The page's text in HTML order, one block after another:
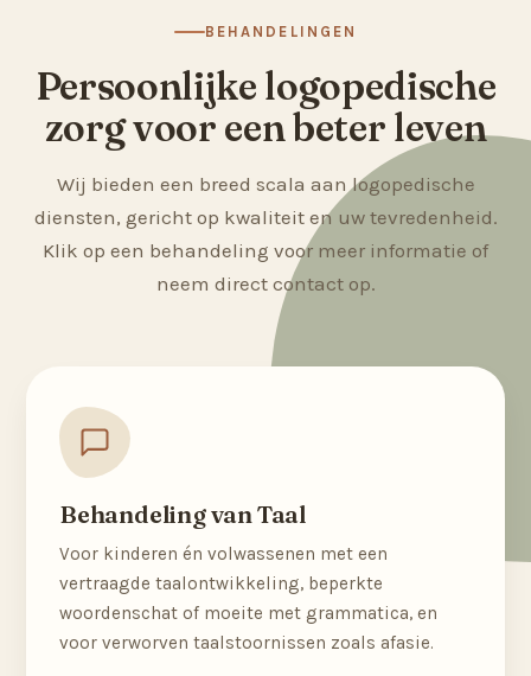
BEHANDELINGEN
Persoonlijke logopedische
zorg voor een beter leven
Wij bieden een breed scala aan logopedische
diensten, gericht op kwaliteit en uw tevredenheid.
Klik op een behandeling voor meer informatie of
neem direct contact op.
Behandeling van Taal
Voor kinderen én volwassenen met een
vertraagde taalontwikkeling, beperkte
woordenschat of moeite met grammatica, en
voor verworven taalstoornissen zoals afasie.